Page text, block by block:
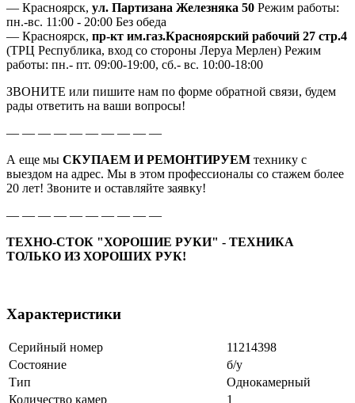
— Красноярск, ул. Партизана Железняка 50 Режим работы:
пн.-вс. 11:00 - 20:00 Без обеда
— Красноярск, пр-кт им.газ.Красноярский рабочий 27 стр.4
(ТРЦ Республика, вход со стороны Леруа Мерлен) Режим
работы: пн.- пт. 09:00-19:00, сб.- вс. 10:00-18:00
ЗВОНИТЕ или пишите нам по форме обратной связи, будем
рады ответить на ваши вопросы!
— — — — — — — — — —
А еще мы СКУПАЕМ И РЕМОНТИРУЕМ технику с
выездом на адрес. Мы в этом профессионалы со стажем более
20 лет! Звоните и оставляйте заявку!
— — — — — — — — — —
ТЕХНО-СТОК "ХОРОШИЕ РУКИ" - ТЕХНИКА
ТОЛЬКО ИЗ ХОРОШИХ РУК!
Характеристики
Серийный номер
11214398
Состояние
б/у
Тип
Однокамерный
Количество камер
1